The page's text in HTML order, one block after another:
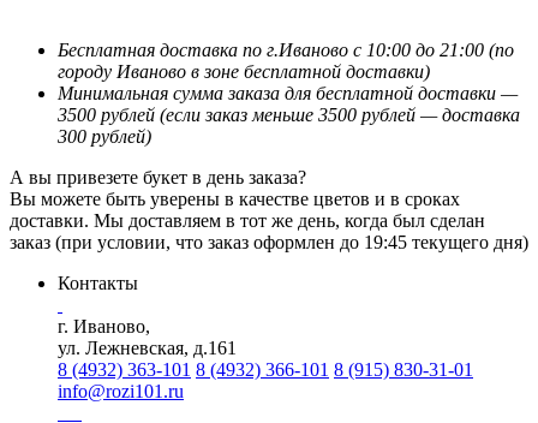
Бесплатная доставка по г.Иваново с 10:00 до 21:00 (по
городу Иваново в зоне бесплатной доставки)
Минимальная сумма заказа для бесплатной доставки —
3500 рублей (если заказ меньше 3500 рублей — доставка
300 рублей)
А вы привезете букет в день заказа?
Вы можете быть уверены в качестве цветов и в сроках
доставки. Мы доставляем в тот же день, когда был сделан
заказ (при условии, что заказ оформлен до 19:45 текущего дня)
Контакты
г. Иваново,
ул. Лежневская, д.161
8 (4932) 363-101 8 (4932) 366-101 8 (915) 830-31-01
info@rozi101.ru